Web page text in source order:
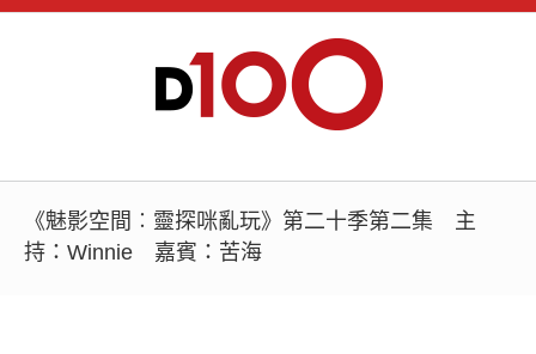
《魅影空間︰靈探咪亂玩》第二十季第二集 主
持：Winnie 嘉賓：苦海